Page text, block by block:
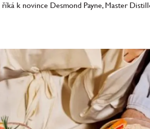
říká k novince Desmond Payne, Master